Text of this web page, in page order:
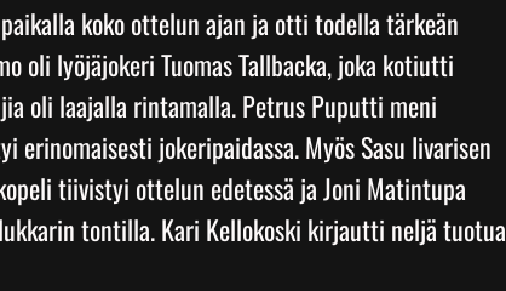
koko ottelun ajan ja otti todella tärkeän
oli lyöjäjokeri Tuomas Tallbacka, joka kotiutti
oli laajalla rintamalla. Petrus Puputti meni
jokeripaidassa. Myös Sasu Iivarisen
tiivistyi ottelun edetessä ja Joni Matintupa
tontilla. Kari Kellokoski kirjautti neljä tuotua